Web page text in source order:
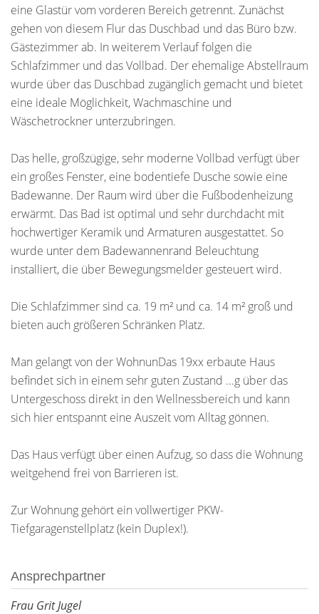
eine Glastür vom vorderen Bereich getrennt. Zunächst
gehen von diesem Flur das Duschbad und das Büro bzw.
Gästezimmer ab. In weiterem Verlauf folgen die
Schlafzimmer und das Vollbad. Der ehemalige Abstellraum
wurde über das Duschbad zugänglich gemacht und bietet
eine ideale Möglichkeit, Wachmaschine und
Wäschetrockner unterzubringen.
Das helle, großzügige, sehr moderne Vollbad verfügt über
ein großes Fenster, eine bodentiefe Dusche sowie eine
Badewanne. Der Raum wird über die Fußbodenheizung
erwärmt. Das Bad ist optimal und sehr durchdacht mit
hochwertiger Keramik und Armaturen ausgestattet. So
wurde unter dem Badewannenrand Beleuchtung
installiert, die über Bewegungsmelder gesteuert wird.
Die Schlafzimmer sind ca. 19 m² und ca. 14 m² groß und
bieten auch größeren Schränken Platz.
Man gelangt von der WohnunDas 19xx erbaute Haus
befindet sich in einem sehr guten Zustand ...g über das
Untergeschoss direkt in den Wellnessbereich und kann
sich hier entspannt eine Auszeit vom Alltag gönnen.
Das Haus verfügt über einen Aufzug, so dass die Wohnung
weitgehend frei von Barrieren ist.
Zur Wohnung gehört ein vollwertiger PKW-
Tiefgaragenstellplatz (kein Duplex!).
Ansprechpartner
Frau Grit Jugel